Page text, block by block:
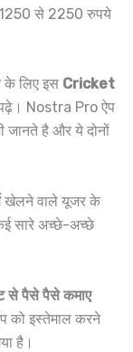
से 2250 रुपये
के लिए इस Cricket
Nostra Pro ऐप
जानते है और ये दोनों
खेलने वाले यूजर के
सारे अच्छे-अच्छे
से पैसे पैसे कमाए
को इस्तेमाल करने
है।